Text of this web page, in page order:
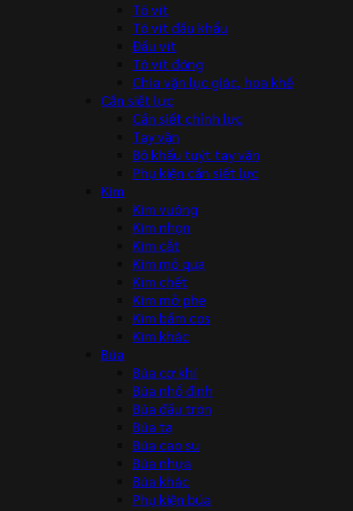
Tô vít
Tô vít đầu khẩu
Đầu vít
Tô vít đóng
Chìa vặn lục giác, hoa khế
Cần siết lực
Cần siết chỉnh lực
Tay vặn
Bộ khẩu tuýt tay vặn
Phụ kiện cần siết lực
Kìm
Kìm vuông
Kìm nhọn
Kìm cắt
Kìm mỏ quạ
Kìm chết
Kìm mở phe
Kìm bấm cos
Kìm khác
Búa
Búa cơ khí
Búa nhổ đinh
Búa đầu tròn
Búa tạ
Búa cao su
Búa nhựa
Búa khác
Phụ kiện búa